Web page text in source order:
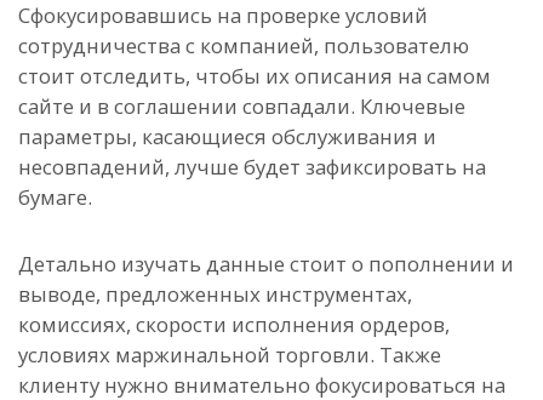
Сфокусировавшись на проверке условий
сотрудничества с компанией, пользователю
стоит отследить, чтобы их описания на самом
сайте и в соглашении совпадали. Ключевые
параметры, касающиеся обслуживания и
несовпадений, лучше будет зафиксировать на
бумаге.
Детально изучать данные стоит о пополнении и
выводе, предложенных инструментах,
комиссиях, скорости исполнения ордеров,
условиях маржинальной торговли. Также
клиенту нужно внимательно фокусироваться на